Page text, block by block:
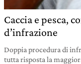
Caccia e pesca,
d’infrazione
Doppia procedura di
tutta risposta la